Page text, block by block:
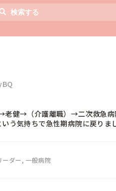
健→（介護離職）→二次救急病
う気持ちで急性期病院に戻りま
ーダー, 一般病院